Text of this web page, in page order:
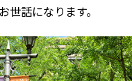
世話になります。